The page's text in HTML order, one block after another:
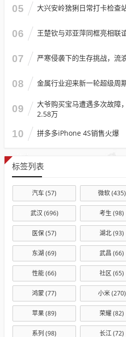
05 大兴安岭猞猁日常打卡检查
06 王楚钦与邓亚萍同框亮相联
07 严寒侵袭下的生存挑战，流
08 金属行业迎来新一轮超级周
09
大爷购买宝马遭遇多次故障
2.58万
10 拼多多iPhone 4S销售火爆
标签列表
汽车(57) 微软(435)
武汉 (696) 考生 (98)
医保(57) 湖北(93)
东湖 (69) 武昌 (66)
性能(66) 社区 (65)
鸿蒙(77) 小米(270)
苹果(89) 荣耀(82)
系列 (98) 长江(72)